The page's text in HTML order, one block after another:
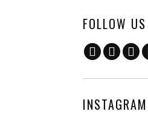
FOLLOW US
INSTAGRAM